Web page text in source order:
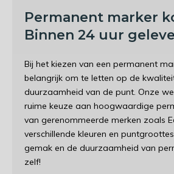
Permanent marker
Binnen 24 uur
Bij het kiezen van een permanent
belangrijk om te letten op de
duurzaamheid van de punt. Onze
ruime keuze aan hoogwaardige
van gerenommeerde merken zoals
verschillende kleuren en
gemak en de duurzaamheid van
zelf!